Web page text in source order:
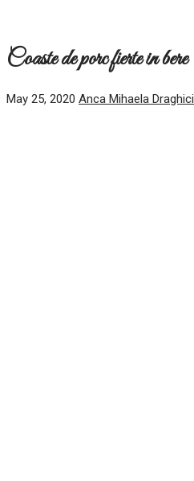
Coaste de porc fierte in bere
May 25, 2020 Anca Mihaela Draghici